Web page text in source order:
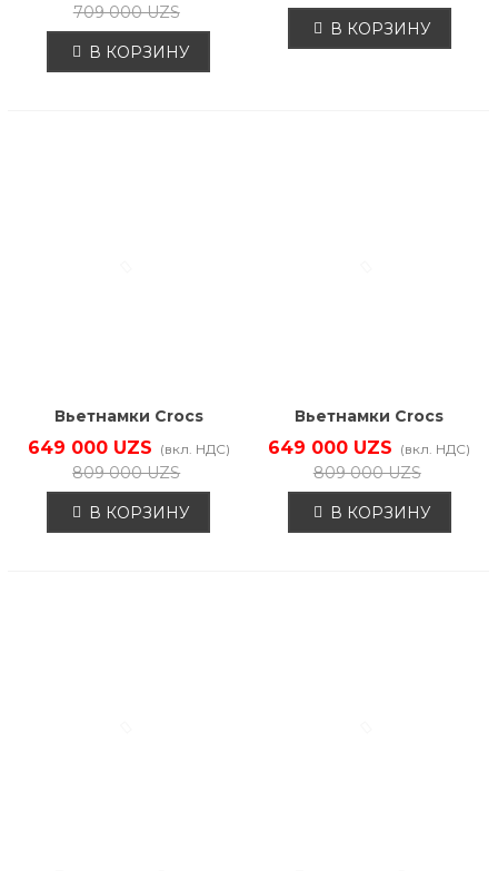
709 000 UZS
В КОРЗИНУ
В КОРЗИНУ
Вьетнамки Crocs
210700-0LH
649 000 UZS (вкл. НДС)
809 000 UZS
В КОРЗИНУ
Вьетнамки Crocs
210700-5BN
649 000 UZS (вкл. НДС)
809 000 UZS
В КОРЗИНУ